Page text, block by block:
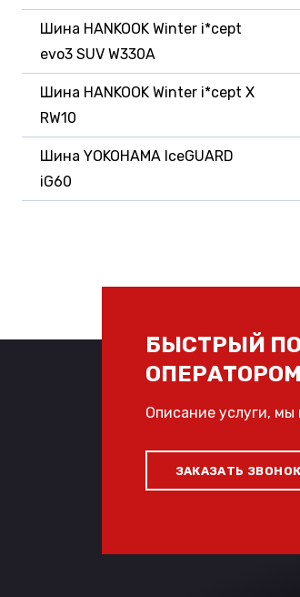
Шина HANKOOK Winter i*cept
evo3 SUV W330A
Шина HANKOOK Winter i*cept X
RW10
Шина YOKOHAMA IceGUARD
iG60
БЫСТРЫЙ
ОПЕРАТОРОМ
Описание услуги, мы
ЗАКАЗАТЬ ЗВОНОК